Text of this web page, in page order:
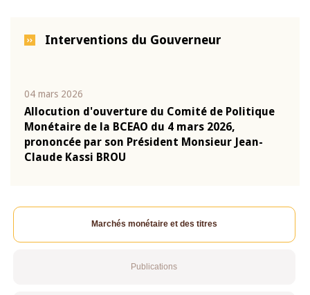
Interventions du Gouverneur
04 mars 2026
Allocution d'ouverture du Comité de Politique
Monétaire de la BCEAO du 4 mars 2026,
prononcée par son Président Monsieur Jean-
Claude Kassi BROU
Marchés monétaire et des titres
Publications